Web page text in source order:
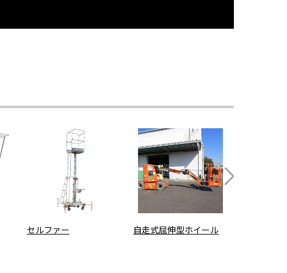
セルファー 自走式屈伸型ホイール